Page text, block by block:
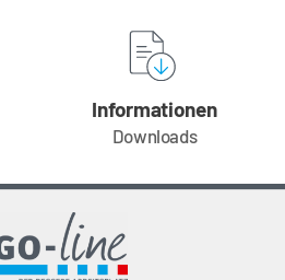
Informationen
Downloads